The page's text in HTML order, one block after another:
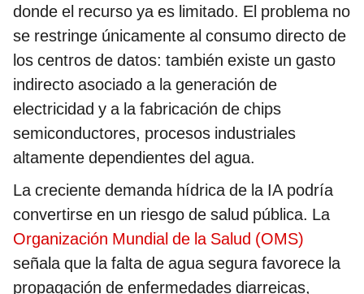
donde el recurso ya es limitado. El problema no
se restringe únicamente al consumo directo de
los centros de datos: también existe un gasto
indirecto asociado a la generación de
electricidad y a la fabricación de chips
semiconductores, procesos industriales
altamente dependientes del agua.
La creciente demanda hídrica de la IA podría
convertirse en un riesgo de salud pública. La
Organización Mundial de la Salud (OMS)
señala que la falta de agua segura favorece la
propagación de enfermedades diarreicas,